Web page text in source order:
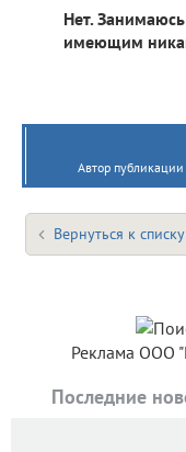
Нет.
имеющим
Автор публикации
Вернуться к
Реклама ООО
Последние